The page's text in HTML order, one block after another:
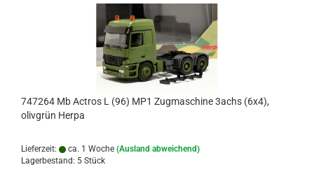
747264 Mb Actros L (96) MP1 Zugmaschine 3achs (6x4),
olivgrün Herpa
Lieferzeit: ca. 1 Woche (Ausland abweichend)
Lagerbestand: 5 Stück